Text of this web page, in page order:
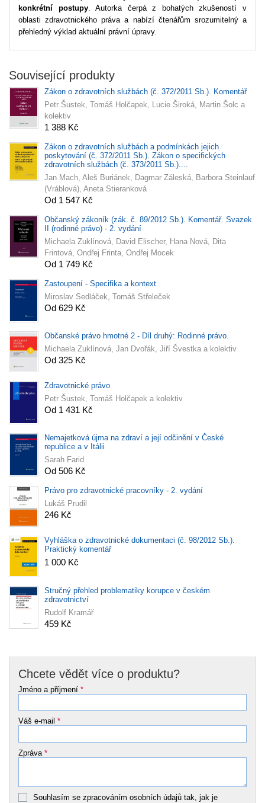
konkrétní postupy. Autorka čerpá z bohatých zkušeností v
oblasti zdravotnického práva a nabízí čtenářům srozumitelný a
přehledný výklad aktuální právní úpravy.
Související produkty
Zákon o zdravotních službách (č. 372/2011 Sb.). Komentář
Petr Šustek, Tomáš Holčapek, Lucie Široká, Martin Šolc a
kolektiv
1 388 Kč
Zákon o zdravotních službách a podmínkách jejich
poskytování (č. 372/2011 Sb.). Zákon o specifických
zdravotních službách (č. 373/2011 Sb.)....
Jan Mach, Aleš Buriánek, Dagmar Záleská, Barbora Steinlauf
(Vráblová), Aneta Stieranková
Od 1 547 Kč
Občanský zákoník (zák. č. 89/2012 Sb.). Komentář. Svazek
II (rodinné právo) - 2. vydání
Michaela Zuklínová, David Elischer, Hana Nová, Dita
Frintová, Ondřej Frinta, Ondřej Mocek
Od 1 749 Kč
Zastoupení - Specifika a kontext
Miroslav Sedláček, Tomáš Střeleček
Od 629 Kč
Občanské právo hmotné 2 - Díl druhý: Rodinné právo.
Michaela Zuklínová, Jan Dvořák, Jiří Švestka a kolektiv
Od 325 Kč
Zdravotnické právo
Petr Šustek, Tomáš Holčapek a kolektiv
Od 1 431 Kč
Nemajetková újma na zdraví a její odčinění v České
republice a v Itálii
Sarah Farid
Od 506 Kč
Právo pro zdravotnické pracovníky - 2. vydání
Lukáš Prudil
246 Kč
Vyhláška o zdravotnické dokumentaci (č. 98/2012 Sb.).
Praktický komentář
1 000 Kč
Stručný přehled problematiky korupce v českém
zdravotnictví
Rudolf Kramář
459 Kč
Chcete vědět více o produktu?
Jméno a příjmení *
Váš e-mail *
Zpráva *
Souhlasím se zpracováním osobních údajů tak, jak je